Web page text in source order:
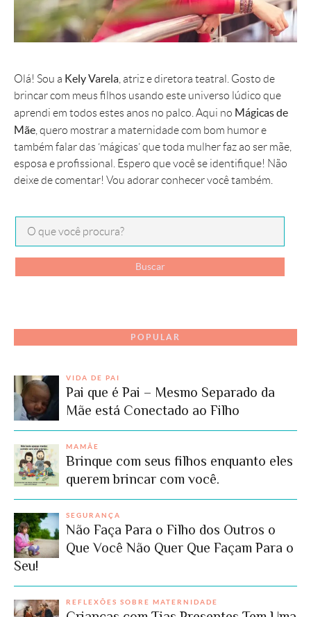
Olá! Sou a Kely Varela , atriz e diretora teatral. Gosto de
brincar com meus filhos usando este universo lúdico que
aprendi em todos estes anos no palco. Aqui no Mágicas de
Mãe , quero mostrar a maternidade com bom humor e
também falar das ‘mágicas’ que toda mulher faz ao ser mãe,
esposa e profissional. Espero que você se identifique! Não
deixe de comentar! Vou adorar conhecer você também.
POPULAR
VIDA DE PAI
Pai que é Pai – Mesmo Separado da
Mãe está Conectado ao Filho
MAMÃE
Brinque com seus filhos enquanto eles
querem brincar com você.
SEGURANÇA
Não Faça Para o Filho dos Outros o
Que Você Não Quer Que Façam Para o
Seu!
REFLEXÕES SOBRE MATERNIDADE